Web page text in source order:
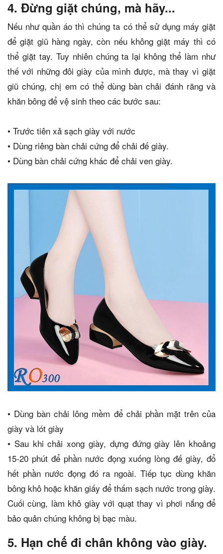
4. Đừng giặt chúng, mà hãy...
Nếu như quần áo thì chúng ta có thể sử dụng máy giặt
để giặt giũ hàng ngày, còn nếu không giặt máy thì có
thể giặt tay. Tuy nhiên chúng ta lại không thể làm như
thế với những đôi giày của mình được, mà thay vì giặt
giũ chúng, chị em có thể dùng bàn chải đánh răng và
khăn bông để vệ sinh theo các bước sau:
• Trước tiên xả sạch giày với nước
• Dùng riêng bàn chải cứng để chải đế giày.
• Dùng bàn chải cứng khác để chải ven giày.
• Dùng bàn chải lông mềm để chải phần mặt trên của
giày và lót giày
• Sau khi chải xong giày, dựng đứng giày lên khoảng
15-20 phút để phần nước đọng xuống lòng đế giày, đổ
hết phần nước đọng đó ra ngoài. Tiếp tục dùng khăn
bông khô hoặc khăn giấy để thấm sạch nước trong giày.
Cuối cùng, làm khô giày với quạt thay vì phơi nắng để
bảo quản chúng không bị bạc màu.
5. Hạn chế đi chân không vào giày.